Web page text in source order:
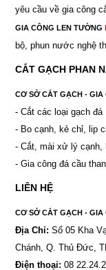
yêu cầu về gia công
GIA CÔNG LEN TƯỜNG
bộ, phun nước nghệ
CẮT GẠCH PHAN
CƠ SỞ CẮT GẠCH - GIA
- Cắt các loại gạch đá
- Bo cạnh, kẻ chỉ, lip
- Cắt, mài xử lý cạnh,
- Gia công đá cầu
LIÊN HỆ
CƠ SỞ CẮT GẠCH - GIA
Địa Chỉ: Số 05 Kha
Chánh, Q. Thủ Đức,
Điện thoại: 08